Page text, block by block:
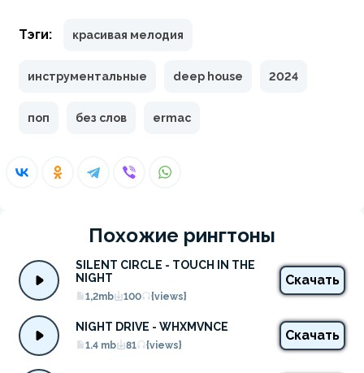
Тэги: красивая мелодия
инструментальные deep house 2024
поп без слов ermac
Похожие рингтоны
SILENT CIRCLE - TOUCH IN THE
NIGHT
1,2mb 100 {views}
Скачать
NIGHT DRIVE - WHXMVNCE
1.4 mb 81 {views}
Скачать